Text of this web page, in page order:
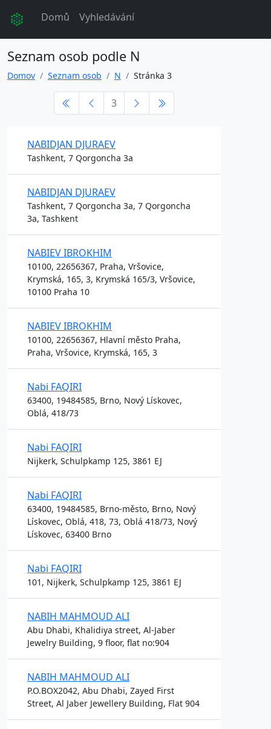
Domů Vyhledávání
Seznam osob podle N
Domov Seznam osob N Stránka 3
3
NABIDJAN DJURAEV
Tashkent, 7 Qorgoncha 3a
NABIDJAN DJURAEV
Tashkent, 7 Qorgoncha 3a, 7 Qorgoncha
3a, Tashkent
NABIEV IBROKHIM
10100, 22656367, Praha, Vršovice,
Krymská, 165, 3, Krymská 165/3, Vršovice,
10100 Praha 10
NABIEV IBROKHIM
10100, 22656367, Hlavní město Praha,
Praha, Vršovice, Krymská, 165, 3
Nabi FAQIRI
63400, 19484585, Brno, Nový Lískovec,
Oblá, 418/73
Nabi FAQIRI
Nijkerk, Schulpkamp 125, 3861 EJ
Nabi FAQIRI
63400, 19484585, Brno-město, Brno, Nový
Lískovec, Oblá, 418, 73, Oblá 418/73, Nový
Lískovec, 63400 Brno
Nabi FAQIRI
101, Nijkerk, Schulpkamp 125, 3861 EJ
NABIH MAHMOUD ALI
Abu Dhabi, Khalidiya street, Al-Jaber
Jewelry Building, 9 floor, flat no:904
NABIH MAHMOUD ALI
P.O.BOX2042, Abu Dhabi, Zayed First
Street, Al Jaber Jewellery Building, Flat 904